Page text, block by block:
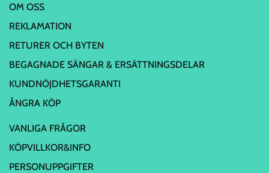
OM OSS
REKLAMATION
RETURER OCH BYTEN
BEGAGNADE SÄNGAR & ERSÄTTNINGSDELAR
KUNDNÖJDHETSGARANTI
ÅNGRA KÖP
VANLIGA FRÅGOR
KÖPVILLKOR&INFO
PERSONUPPGIFTER